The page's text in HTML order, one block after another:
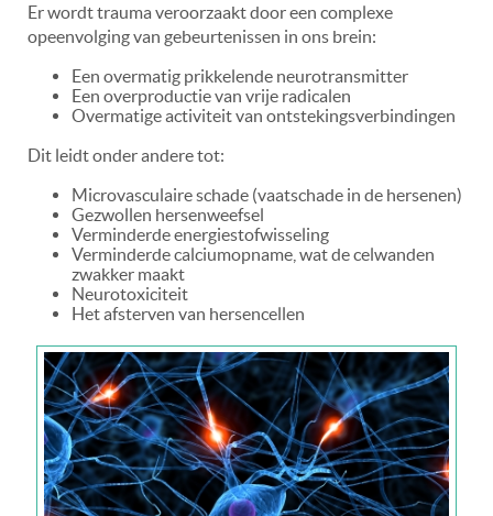
Er wordt trauma veroorzaakt door een complexe
opeenvolging van gebeurtenissen in ons brein:
Een overmatig prikkelende neurotransmitter
Een overproductie van vrije radicalen
Overmatige activiteit van ontstekingsverbindingen
Dit leidt onder andere tot:
Microvasculaire schade (vaatschade in de hersenen)
Gezwollen hersenweefsel
Verminderde energiestofwisseling
Verminderde calciumopname, wat de celwanden
zwakker maakt
Neurotoxiciteit
Het afsterven van hersencellen